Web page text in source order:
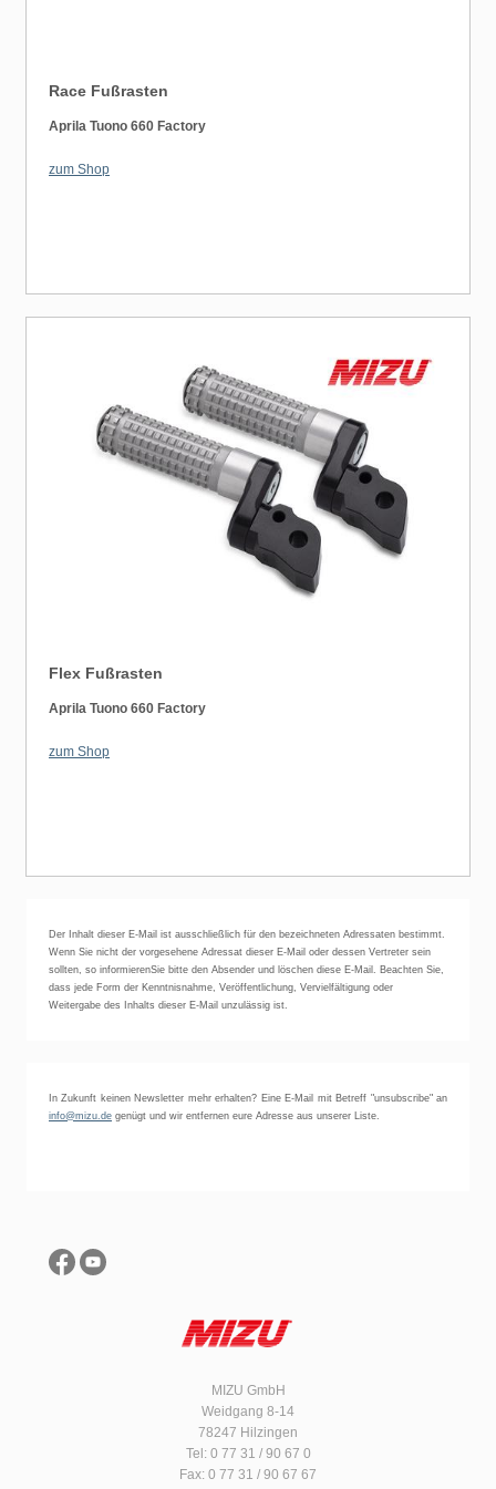
Race Fußrasten
Aprila Tuono 660 Factory
zum Shop
Flex Fußrasten
Aprila Tuono 660 Factory
zum Shop
Der Inhalt dieser E-Mail ist ausschließlich für den bezeichneten Adressaten bestimmt.
Wenn Sie nicht der vorgesehene Adressat dieser E-Mail oder dessen Vertreter sein
sollten, so informierenSie bitte den Absender und löschen diese E-Mail. Beachten Sie,
dass jede Form der Kenntnisnahme, Veröffentlichung, Vervielfältigung oder
Weitergabe des Inhalts dieser E-Mail unzulässig ist.
In Zukunft keinen Newsletter mehr erhalten? Eine E-Mail mit Betreff "unsubscribe" an
info@mizu.de genügt und wir entfernen eure Adresse aus unserer Liste.
MIZU GmbH
Weidgang 8-14
78247 Hilzingen
Tel: 0 77 31 / 90 67 0
Fax: 0 77 31 / 90 67 67